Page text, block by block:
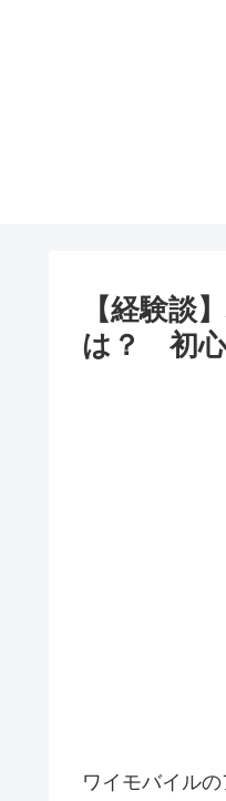
【経験談
は？ 初心
ワイモバイル